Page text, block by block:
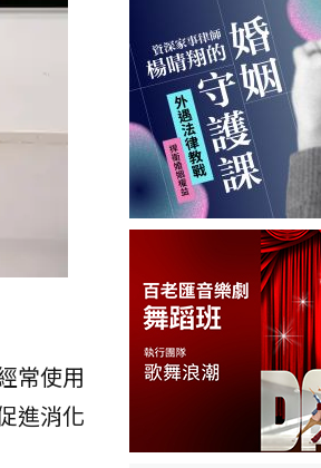
常使用
進消化